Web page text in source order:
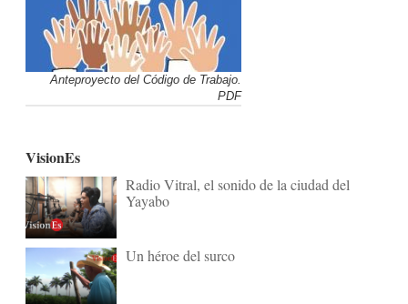
Anteproyecto del Código de Trabajo.
PDF
VisionEs
Radio Vitral, el sonido de la ciudad del
Yayabo
Un héroe del surco